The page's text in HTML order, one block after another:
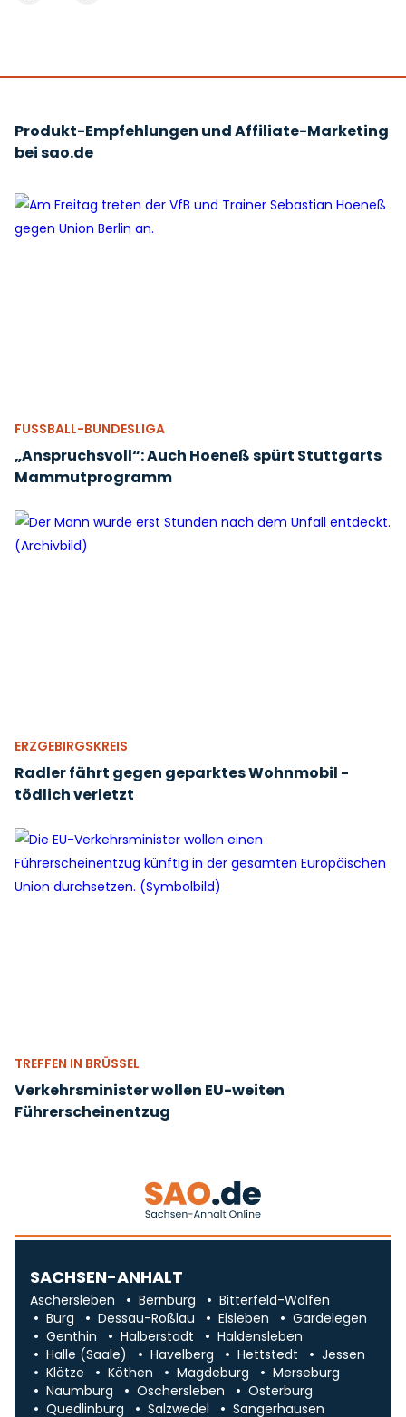
Produkt-Empfehlungen und Affiliate-Marketing
bei sao.de
FUSSBALL-BUNDESLIGA
„Anspruchsvoll“: Auch Hoeneß spürt Stuttgarts
Mammutprogramm
ERZGEBIRGSKREIS
Radler fährt gegen geparktes Wohnmobil -
tödlich verletzt
TREFFEN IN BRÜSSEL
Verkehrsminister wollen EU-weiten
Führerscheinentzug
SACHSEN-ANHALT
Aschersleben Bernburg
Bitterfeld-Wolfen
Burg
Dessau-Roßlau Eisleben
Gardelegen
Genthin
Halberstadt
Haldensleben
Halle (Saale)
Havelberg Hettstedt
Jessen
Klötze
Köthen Magdeburg
Merseburg
Naumburg
Oschersleben
Osterburg
Quedlinburg
Salzwedel Sangerhausen